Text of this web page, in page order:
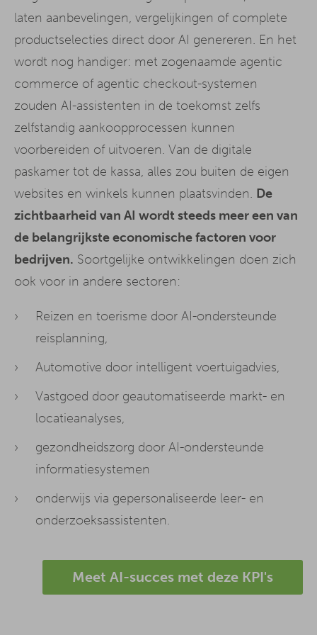
laten aanbevelingen, vergelijkingen of complete
productselecties direct door AI genereren. En het
wordt nog handiger: met zogenaamde agentic
commerce of agentic checkout-systemen
zouden AI-assistenten in de toekomst zelfs
zelfstandig aankoopprocessen kunnen
voorbereiden of uitvoeren. Van de digitale
paskamer tot de kassa, alles zou buiten de eigen
websites en winkels kunnen plaatsvinden. De
zichtbaarheid van AI wordt steeds meer een van
de belangrijkste economische factoren voor
bedrijven. Soortgelijke ontwikkelingen doen zich
ook voor in andere sectoren:
Reizen en toerisme door AI-ondersteunde
reisplanning,
Automotive door intelligent voertuigadvies,
Vastgoed door geautomatiseerde markt- en
locatieanalyses,
gezondheidszorg door AI-ondersteunde
informatiesystemen
onderwijs via gepersonaliseerde leer- en
onderzoeksassistenten.
Meet AI-succes met deze KPI's